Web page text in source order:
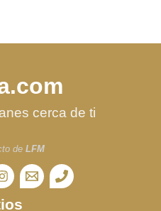
cerca de ti
de LFM